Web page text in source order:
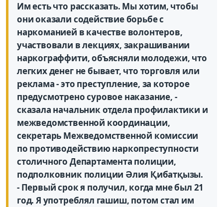
Им есть что рассказать. Мы хотим, чтобы
они оказали содействие борьбе с
наркоманией в качестве волонтеров,
участвовали в лекциях, закрашивании
наркограффити, объясняли молодежи, что
легких денег не бывает, что торговля или
реклама - это преступление, за которое
предусмотрено суровое наказание, -
сказала начальник отдела профилактики и
межведомственной координации,
секретарь Межведомственной комиссии
по противодействию наркопреступности
столичного Департамента полиции,
подполковник полиции Әлия Қибатқызы.
- Первый срок я получил, когда мне был 21
год. Я употреблял гашиш, потом стал им